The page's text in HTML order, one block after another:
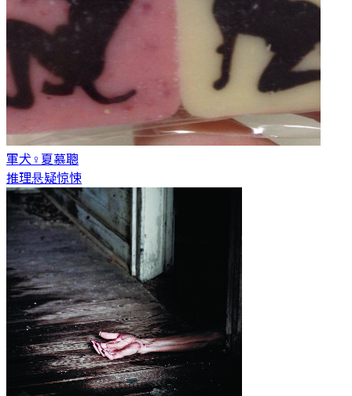
軍犬♀ 夏慕聰
推理悬疑惊悚